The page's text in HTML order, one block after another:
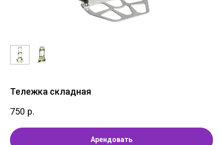
Тележка складная
750 р.
Арендовать